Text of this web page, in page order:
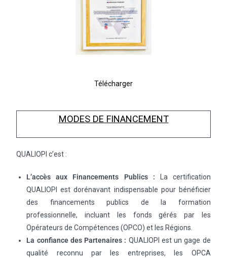
Télécharger
MODES DE FINANCEMENT
QUALIOPI c’est :
L’accès aux Financements Publics :
La certification
QUALIOPI est dorénavant indispensable pour bénéficier
des financements publics de la formation
professionnelle, incluant les fonds gérés par les
Opérateurs de Compétences (OPCO) et les Régions.
La confiance des Partenaires : QUALIOPI est un gage de
qualité reconnu par les entreprises, les OPCA